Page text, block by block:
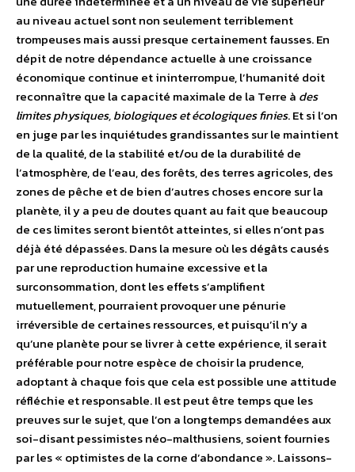
au niveau actuel sont non seulement terriblement
trompeuses mais aussi presque certainement fausses. En
dépit de notre dépendance actuelle à une croissance
économique continue et ininterrompue, l’humanité doit
reconnaître que la capacité maximale de la Terre à des
limites physiques, biologiques et écologiques finies. Et si l’on
en juge par les inquiétudes grandissantes sur le maintient
de la qualité, de la stabilité et/ou de la durabilité de
l’atmosphère, de l’eau, des forêts, des terres agricoles, des
zones de pêche et de bien d’autres choses encore sur la
planète, il y a peu de doutes quant au fait que beaucoup
de ces limites seront bientôt atteintes, si elles n’ont pas
déjà été dépassées. Dans la mesure où les dégâts causés
par une reproduction humaine excessive et la
surconsommation, dont les effets s’amplifient
mutuellement, pourraient provoquer une pénurie
irréversible de certaines ressources, et puisqu’il n’y a
qu’une planète pour se livrer à cette expérience, il serait
préférable pour notre espèce de choisir la prudence,
adoptant à chaque fois que cela est possible une attitude
réfléchie et responsable. Il est peut être temps que les
preuves sur le sujet, que l’on a longtemps demandées aux
soi-disant pessimistes néo-malthusiens, soient fournies
par les « optimistes de la corne d’abondance ». Laissons-